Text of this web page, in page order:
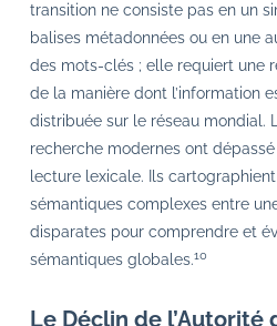
transition ne consiste pas en un
balises métadonnées ou en une
des mots-clés ; elle requiert une
de la manière dont l’information
distribuée sur le réseau mondial.
recherche modernes ont
lecture lexicale. Ils
sémantiques complexes entre
disparates pour comprendre et
sémantiques globales.10
Le Déclin de l’Autorité